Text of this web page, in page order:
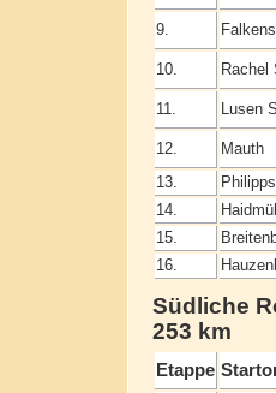
9.
10. Rachel
11. Lusen
12. Mauth
13.
14.
15.
16.
Südliche
253 km
Etappe